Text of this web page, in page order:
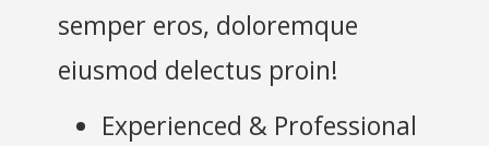
semper eros, doloremque
eiusmod delectus proin!
Experienced & Professional